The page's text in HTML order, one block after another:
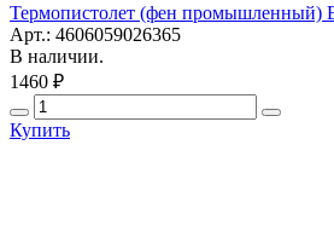
Термопистолет (фен
Арт.: 4606059026365
В наличии.
1460 ₽
Купить